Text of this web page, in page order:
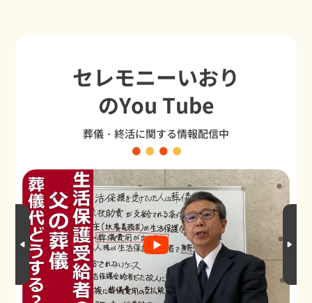
セレモニーいおり
のYou Tube
葬儀・終活に関する情報配信中